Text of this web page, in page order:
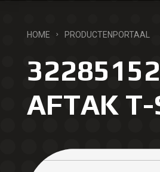
HOME PRODUCTENPORTAAL
AFTAK T-